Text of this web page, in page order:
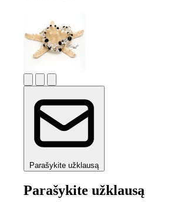
Parašykite užklausą
Parašykite užklausą